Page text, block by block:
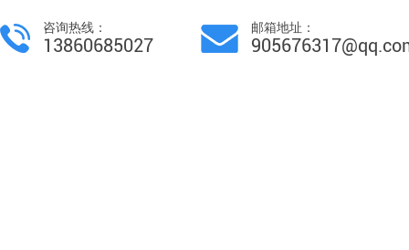
咨询热线：
13860685027
邮箱地址：